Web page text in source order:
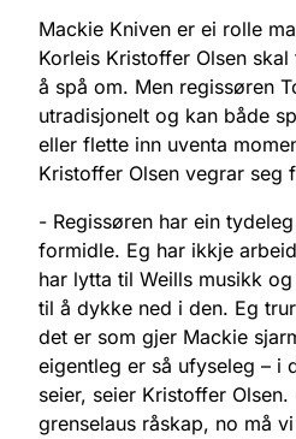
Mackie Kniven er ei rolle
Korleis Kristoffer Olsen
å spå om. Men regissøren
utradisjonelt og kan både
eller flette inn uventa
Kristoffer Olsen vegrar seg
- Regissøren har ein
formidle. Eg har ikkje
har lytta til Weills musikk
til å dykke ned i den. Eg
det er som gjer Mackie
eigentleg er så ufyseleg – i
seier, seier Kristoffer
grenselaus råskap, no må